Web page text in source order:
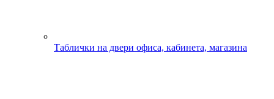
Таблички на двери офиса, кабинета, магазина